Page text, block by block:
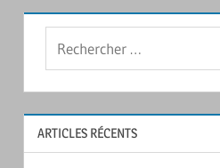
ARTICLES RÉCENTS